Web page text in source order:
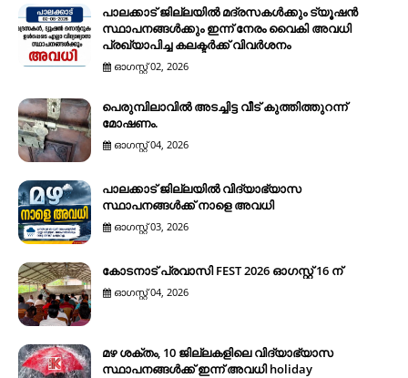
പാലക്കാട് ജില്ലയിൽ മദ്രസകൾക്കും ട്യൂഷൻ
സ്ഥാപനങ്ങൾക്കും ഇന്ന് നേരം വൈകി അവധി
പ്രഖ്യാപിച്ച കലക്ടർക്ക് വിവർശനം
ഓഗസ്റ്റ് 02, 2026
പെരുമ്പിലാവിൽ അടച്ചിട്ട വീട് കുത്തിത്തുറന്ന്
മോഷണം.
ഓഗസ്റ്റ് 04, 2026
പാലക്കാട് ജില്ലയിൽ വിദ്യാഭ്യാസ
സ്ഥാപനങ്ങൾക്ക് നാളെ അവധി
ഓഗസ്റ്റ് 03, 2026
കോടനാട് പ്രവാസി FEST 2026 ഓഗസ്റ്റ് 16 ന്
ഓഗസ്റ്റ് 04, 2026
മഴ ശക്തം, 10 ജില്ലകളിലെ വിദ്യാഭ്യാസ
സ്ഥാപനങ്ങൾക്ക് ഇന്ന് അവധി holiday